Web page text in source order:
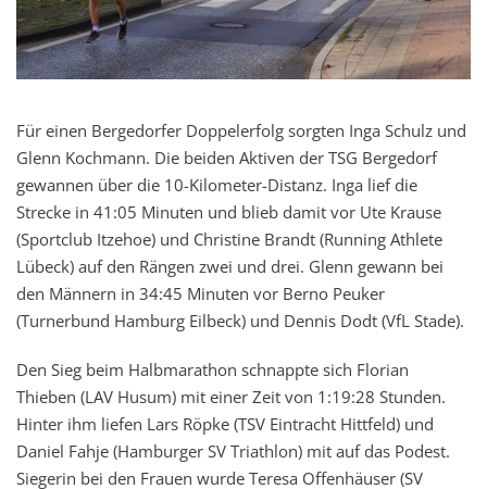
Für einen Bergedorfer Doppelerfolg sorgten Inga Schulz und
Glenn Kochmann. Die beiden Aktiven der TSG Bergedorf
gewannen über die 10-Kilometer-Distanz. Inga lief die
Strecke in 41:05 Minuten und blieb damit vor Ute Krause
(Sportclub Itzehoe) und Christine Brandt (Running Athlete
Lübeck) auf den Rängen zwei und drei. Glenn gewann bei
den Männern in 34:45 Minuten vor Berno Peuker
(Turnerbund Hamburg Eilbeck) und Dennis Dodt (VfL Stade).
Den Sieg beim Halbmarathon schnappte sich Florian
Thieben (LAV Husum) mit einer Zeit von 1:19:28 Stunden.
Hinter ihm liefen Lars Röpke (TSV Eintracht Hittfeld) und
Daniel Fahje (Hamburger SV Triathlon) mit auf das Podest.
Siegerin bei den Frauen wurde Teresa Offenhäuser (SV